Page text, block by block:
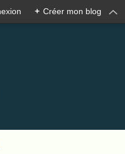
+ Créer mon blog